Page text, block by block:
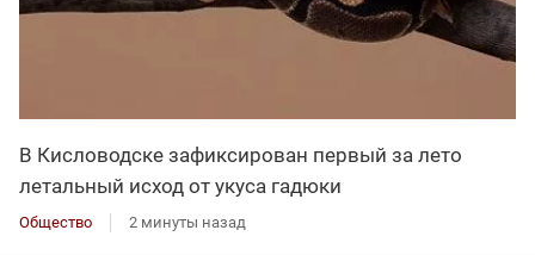
В Кисловодске зафиксирован первый за лето
летальный исход от укуса гадюки
Общество 2 минуты назад